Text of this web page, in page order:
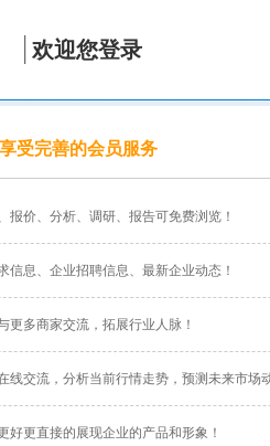
欢迎您登录
受完善的会员服务
报价、分析、调研、报告可免费浏览！
信息、企业招聘信息、最新企业动态！
更多商家交流，拓展行业人脉！
线交流，分析当前行情走势，预测未来市场
好更直接的展现企业的产品和形象！